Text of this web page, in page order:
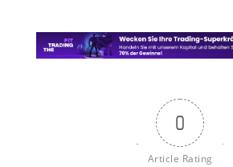
0
Article Rating